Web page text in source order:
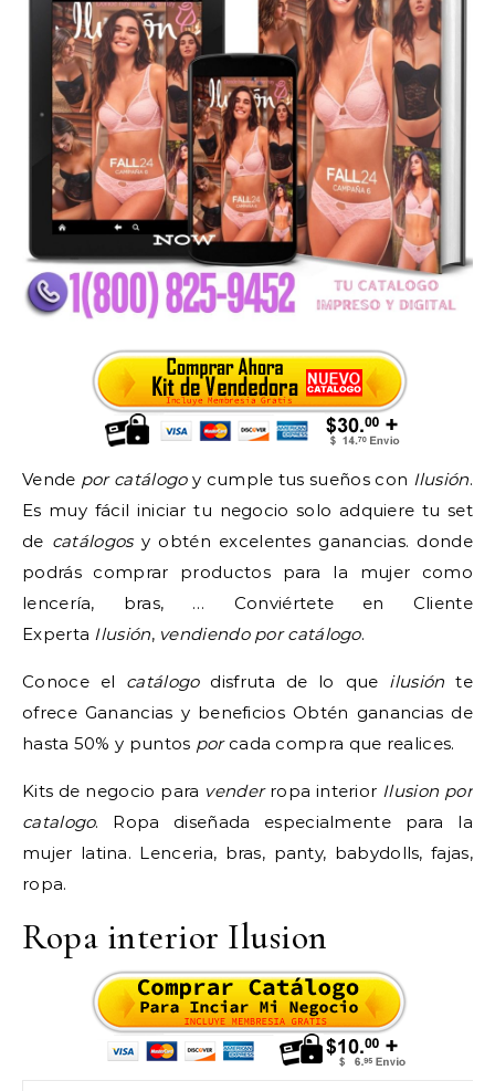
Vende por catálogoy cumple tus sueños con Ilusión.
Es muy fácil iniciar tu negocio solo adquiere tu set
de catálogosy obtén excelentes ganancias. donde
podrás comprar productos para la mujer como
lencería, bras, … Conviértete en Cliente
Experta Ilusión, vendiendo por catálogo.
Conoce el catálogodisfruta de lo que ilusión te
ofrece Ganancias y beneficios Obtén ganancias de
hasta 50% y puntos porcada compra que realices.
Kits de negocio para venderropa interior Ilusion por
catalogo. Ropa diseñada especialmente para la
mujer latina. Lenceria, bras, panty, babydolls, fajas,
ropa.
Ropa interior Ilusion